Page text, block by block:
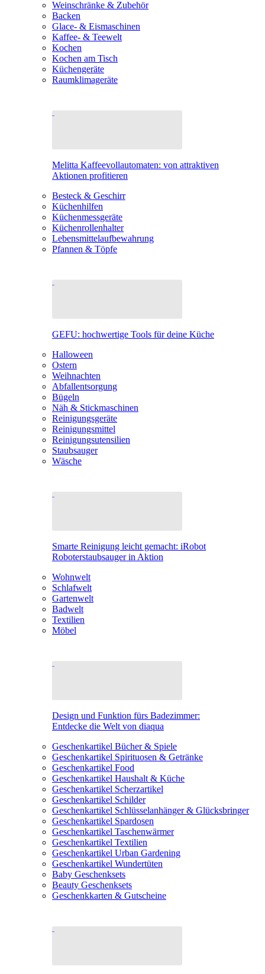
Weinschränke & Zubehör
Backen
Glace- & Eismaschinen
Kaffee- & Teewelt
Kochen
Kochen am Tisch
Küchengeräte
Raumklimageräte
Melitta Kaffeevollautomaten: von attraktiven
Aktionen profitieren
Besteck & Geschirr
Küchenhilfen
Küchenmessgeräte
Küchenrollenhalter
Lebensmittelaufbewahrung
Pfannen & Töpfe
GEFU: hochwertige Tools für deine Küche
Halloween
Ostern
Weihnachten
Abfallentsorgung
Bügeln
Näh & Stickmaschinen
Reinigungsgeräte
Reinigungsmittel
Reinigungsutensilien
Staubsauger
Wäsche
Smarte Reinigung leicht gemacht: iRobot
Roboterstaubsauger in Aktion
Wohnwelt
Schlafwelt
Gartenwelt
Badwelt
Textilien
Möbel
Design und Funktion fürs Badezimmer:
Entdecke die Welt von diaqua
Geschenkartikel Bücher & Spiele
Geschenkartikel Spirituosen & Getränke
Geschenkartikel Food
Geschenkartikel Haushalt & Küche
Geschenkartikel Scherzartikel
Geschenkartikel Schilder
Geschenkartikel Schlüsselanhänger & Glücksbringer
Geschenkartikel Spardosen
Geschenkartikel Taschenwärmer
Geschenkartikel Textilien
Geschenkartikel Urban Gardening
Geschenkartikel Wundertüten
Baby Geschenksets
Beauty Geschenksets
Geschenkkarten & Gutscheine